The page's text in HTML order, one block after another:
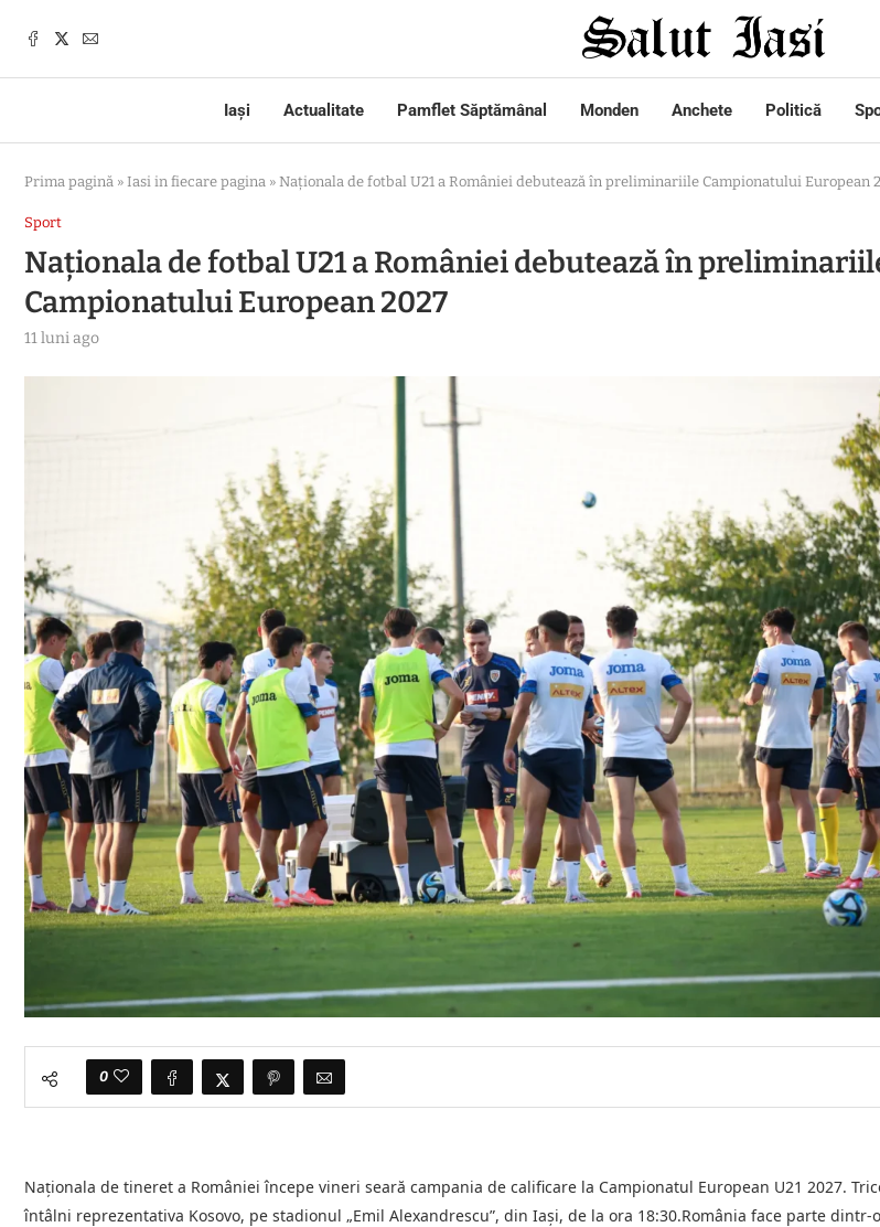
Iași Actualitate Pamflet Săptămânal Monden Anchete Politică
Prima pagină » Iasi in fiecare pagina » Naționala de fotbal U21 a României debutează în preliminariile Campionatului European
Sport
Naționala de fotbal U21 a României debutează în
Campionatului European 2027
11 luni ago
0
Naționala de tineret a României începe vineri seară campania de calificare la Campionatul European U21 2027.
întâlni reprezentativa Kosovo, pe stadionul „Emil Alexandrescu”, din Iași, de la ora 18:30.România face parte dintr-